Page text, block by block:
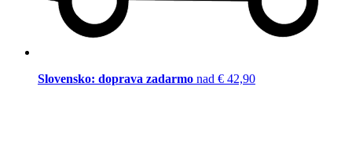
Slovensko: doprava zadarmo nad € 42,90